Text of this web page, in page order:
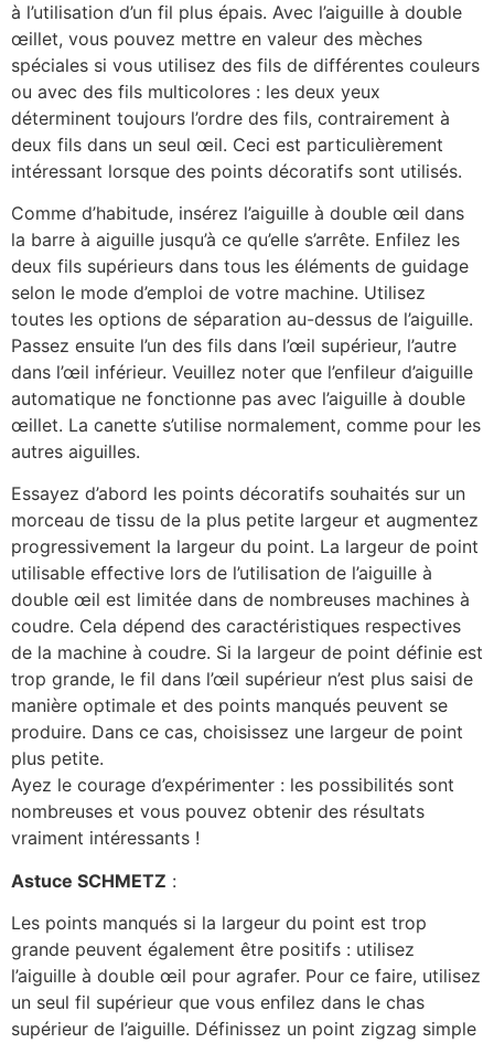
à l’utilisation d’un fil plus épais. Avec l’aiguille à double
œillet, vous pouvez mettre en valeur des mèches
spéciales si vous utilisez des fils de différentes couleurs
ou avec des fils multicolores : les deux yeux
déterminent toujours l’ordre des fils, contrairement à
deux fils dans un seul œil. Ceci est particulièrement
intéressant lorsque des points décoratifs sont utilisés.
Comme d’habitude, insérez l’aiguille à double œil dans
la barre à aiguille jusqu’à ce qu’elle s’arrête. Enfilez les
deux fils supérieurs dans tous les éléments de guidage
selon le mode d’emploi de votre machine. Utilisez
toutes les options de séparation au-dessus de l’aiguille.
Passez ensuite l’un des fils dans l’œil supérieur, l’autre
dans l’œil inférieur. Veuillez noter que l’enfileur d’aiguille
automatique ne fonctionne pas avec l’aiguille à double
œillet. La canette s’utilise normalement, comme pour les
autres aiguilles.
Essayez d’abord les points décoratifs souhaités sur un
morceau de tissu de la plus petite largeur et augmentez
progressivement la largeur du point. La largeur de point
utilisable effective lors de l’utilisation de l’aiguille à
double œil est limitée dans de nombreuses machines à
coudre. Cela dépend des caractéristiques respectives
de la machine à coudre. Si la largeur de point définie est
trop grande, le fil dans l’œil supérieur n’est plus saisi de
manière optimale et des points manqués peuvent se
produire. Dans ce cas, choisissez une largeur de point
plus petite.
Ayez le courage d’expérimenter : les possibilités sont
nombreuses et vous pouvez obtenir des résultats
vraiment intéressants !
Astuce SCHMETZ :
Les points manqués si la largeur du point est trop
grande peuvent également être positifs : utilisez
l’aiguille à double œil pour agrafer. Pour ce faire, utilisez
un seul fil supérieur que vous enfilez dans le chas
supérieur de l’aiguille. Définissez un point zigzag simple